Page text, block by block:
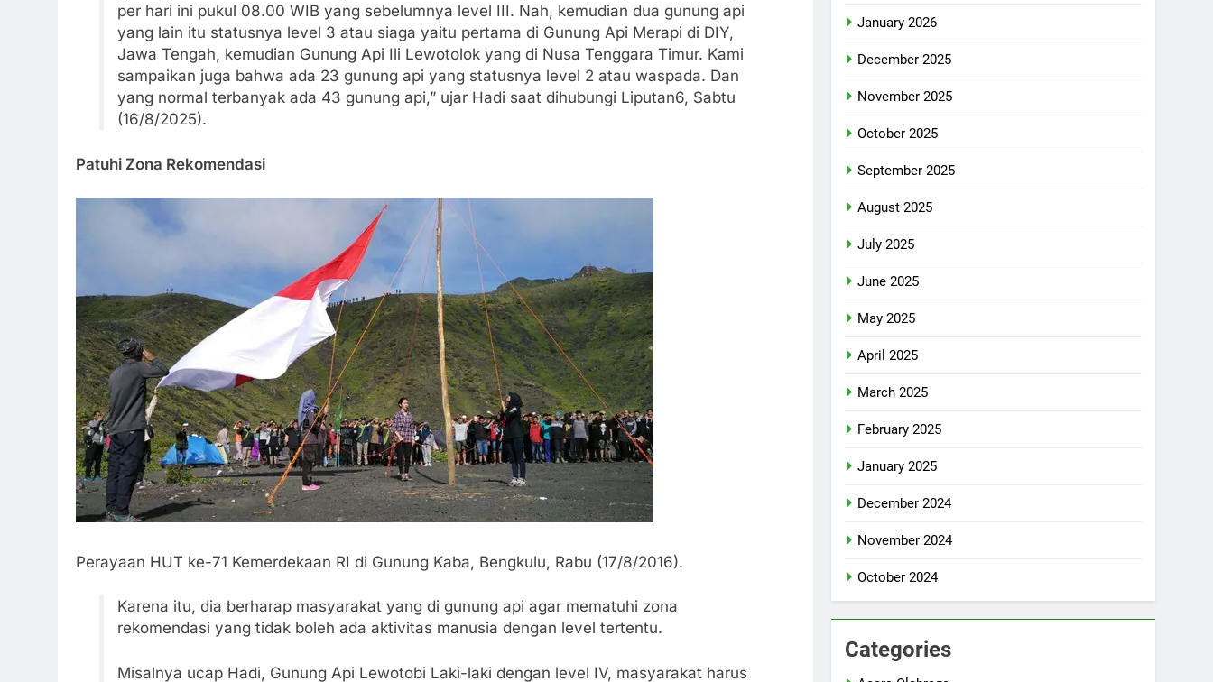
per hari ini pukul 08.00 WIB yang sebelumnya level III. Nah, kemudian dua gunung api
yang lain itu statusnya level 3 atau siaga yaitu pertama di Gunung Api Merapi di DIY,
Jawa Tengah, kemudian Gunung Api Ili Lewotolok yang di Nusa Tenggara Timur. Kami
sampaikan juga bahwa ada 23 gunung api yang statusnya level 2 atau waspada. Dan
yang normal terbanyak ada 43 gunung api,” ujar Hadi saat dihubungi Liputan6, Sabtu
(16/8/2025).
Patuhi Zona Rekomendasi
Perayaan HUT ke-71 Kemerdekaan RI di Gunung Kaba, Bengkulu, Rabu (17/8/2016).
Karena itu, dia berharap masyarakat yang di gunung api agar mematuhi zona
rekomendasi yang tidak boleh ada aktivitas manusia dengan level tertentu.
Misalnya ucap Hadi, Gunung Api Lewotobi Laki-laki dengan level IV, masyarakat harus
January 2026
December 2025
November 2025
October 2025
September 2025
August 2025
July 2025
June 2025
May 2025
April 2025
March 2025
February 2025
January 2025
December 2024
November 2024
October 2024
Categories